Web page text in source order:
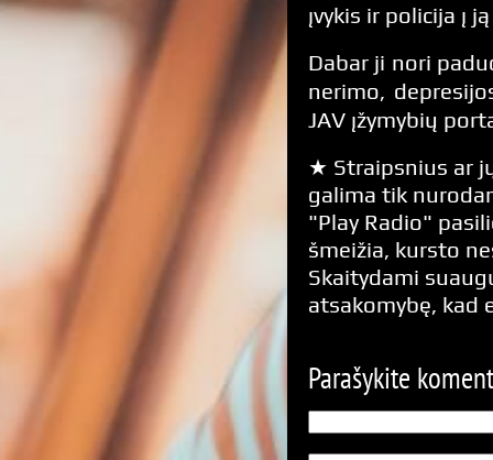
įvykis ir policija į
Dabar ji nori
nerimo,
JAV įžymybių
★ Straipsnius ar
galima tik
"Play Radio"
šmeižia, kursto
Skaitydami
atsakomybę, kad
Parašykite